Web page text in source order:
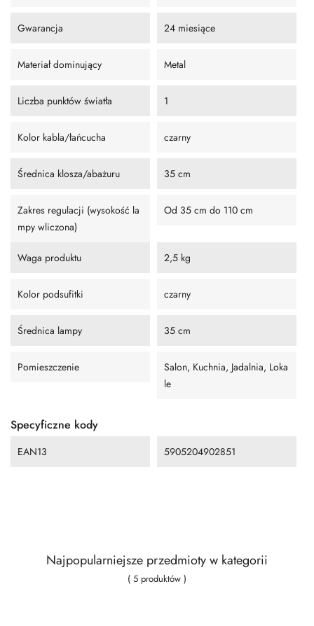
Gwarancja 24 miesiące
Materiał dominujący Metal
Liczba punktów światła 1
Kolor kabla/łańcucha czarny
Średnica klosza/abażuru 35 cm
Zakres regulacji (wysokość la
mpy wliczona)
Od 35 cm do 110 cm
Waga produktu 2,5 kg
Kolor podsufitki czarny
Średnica lampy 35 cm
Pomieszczenie
Salon, Kuchnia, Jadalnia, Loka
le
Specyficzne kody
EAN13 5905204902851
Najpopularniejsze przedmioty w kategorii
( 5 produktów )